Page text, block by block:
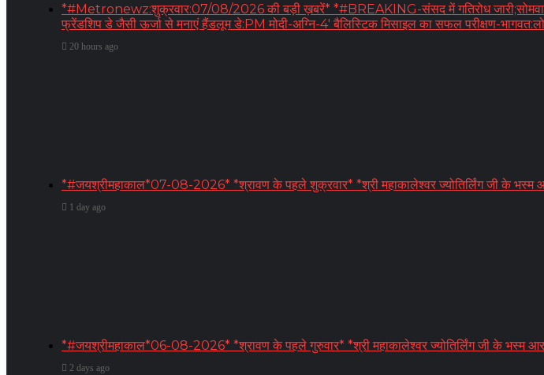
*#Metronewz:शुक्रवार:07/08/2026 की बड़ी ख़बरें* *#BREAKING-संसद में गतिरोध जारी;सोमवार
फ्रेंडशिप डे जैसी ऊर्जा से मनाएं हैंडलूम डे:PM मोदी-अग्नि-4′ बैलिस्टिक मिसाइल का सफल परीक्षण-
20 hours ago
*#जयश्रीमहाकाल*07-08-2026* *श्रावण के पहले शुक्रवार* *श्री महाकालेश्वर ज्योतिर्लिंग जी के भस्म
1 day ago
*#जयश्रीमहाकाल*06-08-2026* *श्रावण के पहले गुरुवार* *श्री महाकालेश्वर ज्योतिर्लिंग जी के भस्म
2 days ago